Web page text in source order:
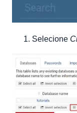
Selecione